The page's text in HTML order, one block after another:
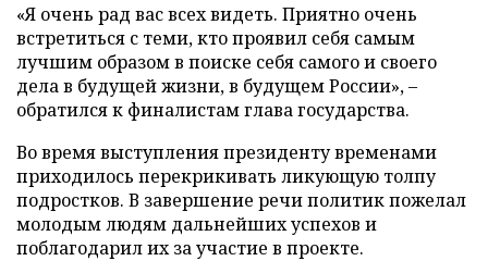
«Я очень рад вас всех видеть. Приятно очень
встретиться с теми, кто проявил себя самым
лучшим образом в поиске себя самого и своего
дела в будущей жизни, в будущем России», –
обратился к финалистам глава государства.
Во время выступления президенту временами
приходилось перекрикивать ликующую толпу
подростков. В завершение речи политик пожелал
молодым людям дальнейших успехов и
поблагодарил их за участие в проекте.